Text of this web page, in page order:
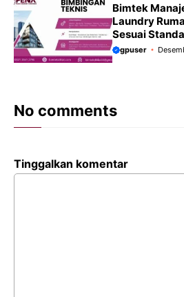
Bimtek
Laundry
Sesuai
Terbaru
gpuser
No comments
Tinggalkan komentar